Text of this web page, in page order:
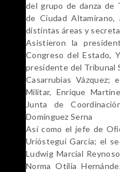
del grupo de danza de
de Ciudad
distintas áreas y
Asistieron la
Congreso del Estado,
presidente del Tribunal
Casarrubias Vázquez;
Militar, Enrique
Junta de
Domínguez Serna
Así como el jefe de
Urióstegui García; el
Ludwig Marcial
Norma Otilia